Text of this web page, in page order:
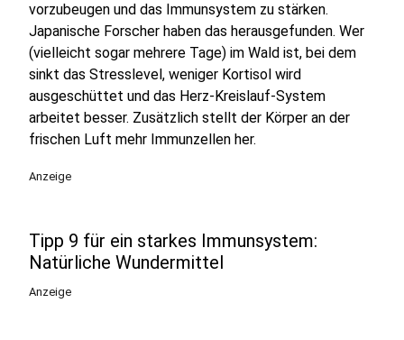
vorzubeugen und das Immunsystem zu stärken.
Japanische Forscher haben das herausgefunden. Wer
(vielleicht sogar mehrere Tage) im Wald ist, bei dem
sinkt das Stresslevel, weniger Kortisol wird
ausgeschüttet und das Herz-Kreislauf-System
arbeitet besser. Zusätzlich stellt der Körper an der
frischen Luft mehr Immunzellen her.
Anzeige
Tipp 9 für ein starkes Immunsystem:
Natürliche Wundermittel
Anzeige